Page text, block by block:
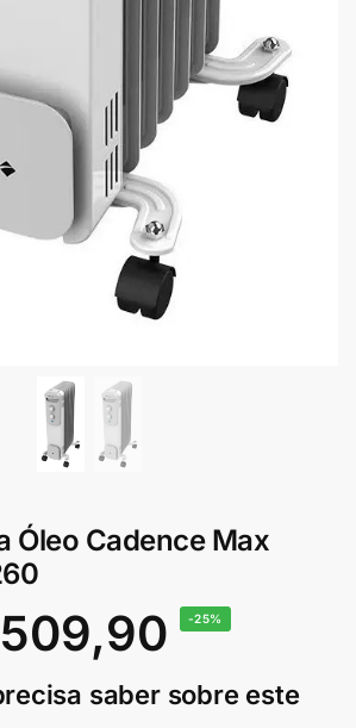
Óleo Cadence Max
509,90 -25%
saber sobre este